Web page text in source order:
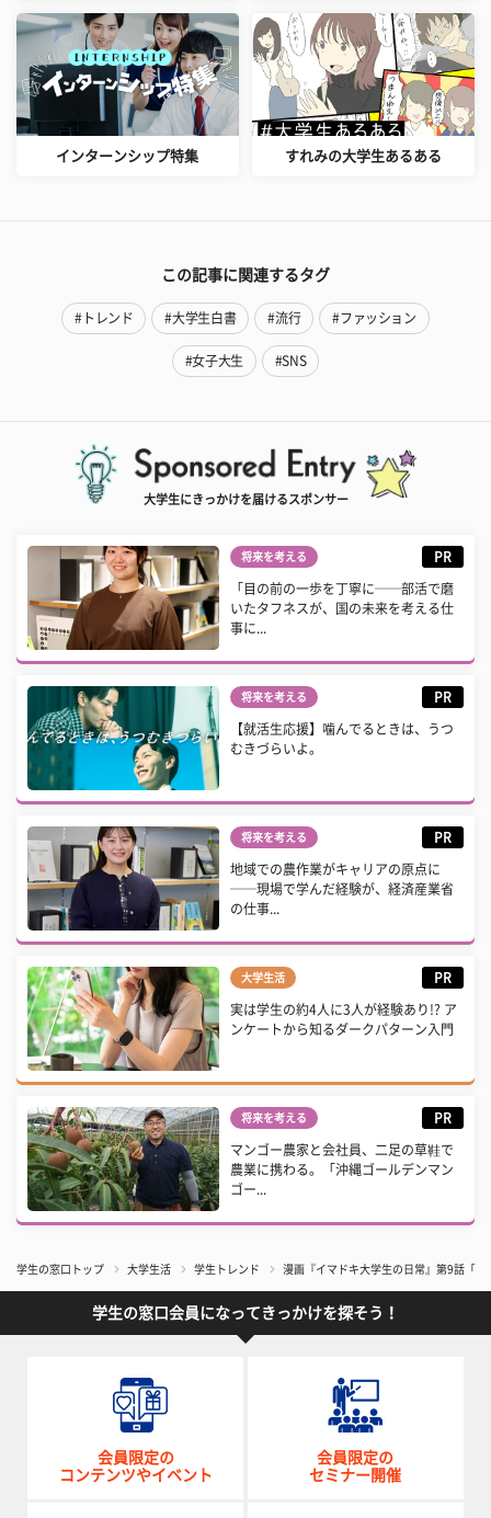
インターンシップ特集 すれみの大学生あるある
この記事に関連するタグ
#トレンド #大学生白書 #流行 #ファッション
#女子大生 #SNS
大学生にきっかけを届けるスポンサー
将来を考える PR
「目の前の一歩を丁寧に──部活で磨
いたタフネスが、国の未来を考える仕
事に...
将来を考える PR
【就活生応援】噛んでるときは、うつ
むきづらいよ。
将来を考える PR
地域での農作業がキャリアの原点に
──現場で学んだ経験が、経済産業省
の仕事...
大学生活 PR
実は学生の約4人に3人が経験あり!? ア
ンケートから知るダークパターン入門
将来を考える PR
マンゴー農家と会社員、二足の草鞋で
農業に携わる。「沖縄ゴールデンマン
ゴー...
学生の窓口トップ 大学生活 学生トレンド 漫画『イマドキ大学生の日常』第9話「ス
学生の窓口会員になってきっかけを探そう！
会員限定の
コンテンツやイベント
会員限定の
セミナー開催